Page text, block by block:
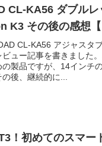
CL-KA56 ダブル
K3 その後の感想【
CL-KA56 アジャスタ
ュー記事を書きました
の製品ですが、14インチ
後、継続的に...
！初めてのスマー